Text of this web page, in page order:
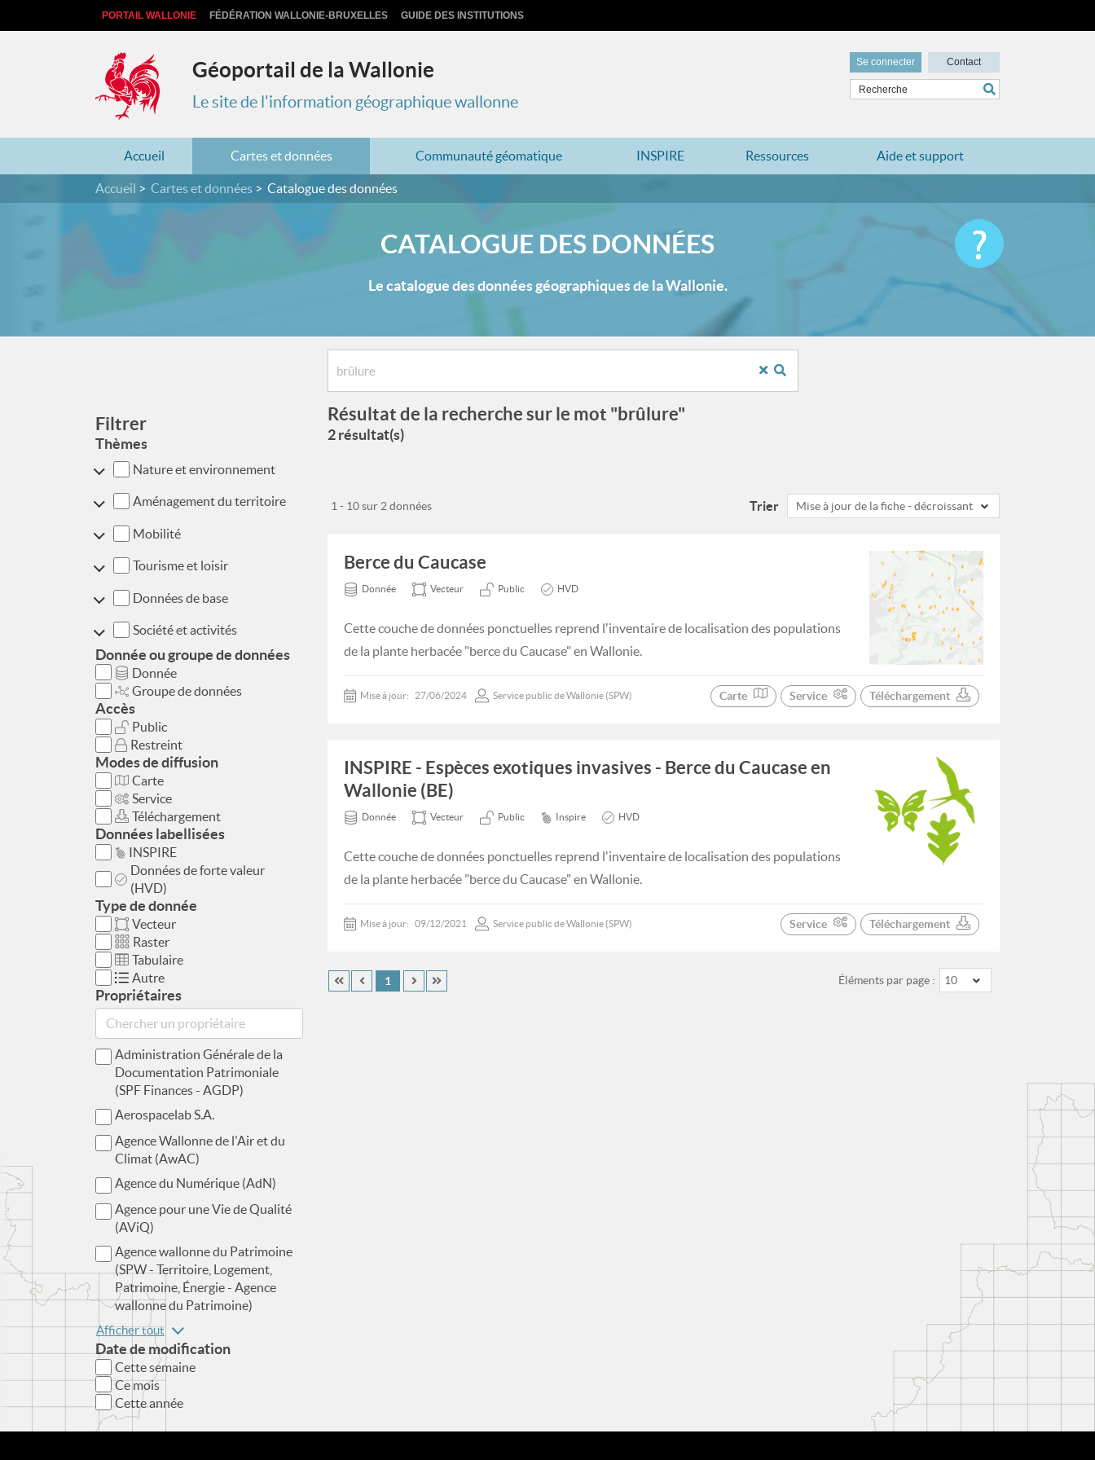
PORTAIL WALLONIE FÉDÉRATION WALLONIE-BRUXELLES GUIDE DES INSTITUTIONS
Géoportail de la Wallonie
Le site de l'information géographique wallonne
Se connecter Contact
Accueil Cartes et données Communauté géomatique INSPIRE Ressources Aide et support
Accueil Cartes et données Catalogue des données
CATALOGUE DES DONNÉES
Le catalogue des données géographiques de la Wallonie.
Filtrer
Thèmes
Nature et environnement
Aménagement du territoire
Mobilité
Tourisme et loisir
Données de base
Société et activités
Donnée ou groupe de données
Donnée
Groupe de données
Accès
Public
Restreint
Modes de diffusion
Carte
Service
Téléchargement
Données labellisées
INSPIRE
Données de forte valeur
(HVD)
Type de donnée
Vecteur
Raster
Tabulaire
Autre
Propriétaires
Administration Générale de la
Documentation Patrimoniale
(SPF Finances - AGDP)
Aerospacelab S.A.
Agence Wallonne de l'Air et du
Climat (AwAC)
Agence du Numérique (AdN)
Agence pour une Vie de Qualité
(AViQ)
Agence wallonne du Patrimoine
(SPW - Territoire, Logement,
Patrimoine, Énergie - Agence
wallonne du Patrimoine)
Afficher tout
Date de modification
Cette semaine
Ce mois
Cette année
Résultat de la recherche sur le mot "brûlure"
2 résultat(s)
Trier Mise à jour de la fiche - décroissant
1 - 10 sur 2 données
Berce du Caucase
Donnée Vecteur Public HVD
Cette couche de données ponctuelles reprend l'inventaire de localisation des populations
de la plante herbacée "berce du Caucase" en Wallonie.
Mise à jour: 27/06/2024 Service public de Wallonie (SPW) Carte Service Téléchargement
INSPIRE - Espèces exotiques invasives - Berce du Caucase en
Wallonie (BE)
Donnée Vecteur Public Inspire HVD
Cette couche de données ponctuelles reprend l'inventaire de localisation des populations
de la plante herbacée "berce du Caucase" en Wallonie.
Mise à jour: 09/12/2021 Service public de Wallonie (SPW) Service Téléchargement
Éléments par page : 10
1